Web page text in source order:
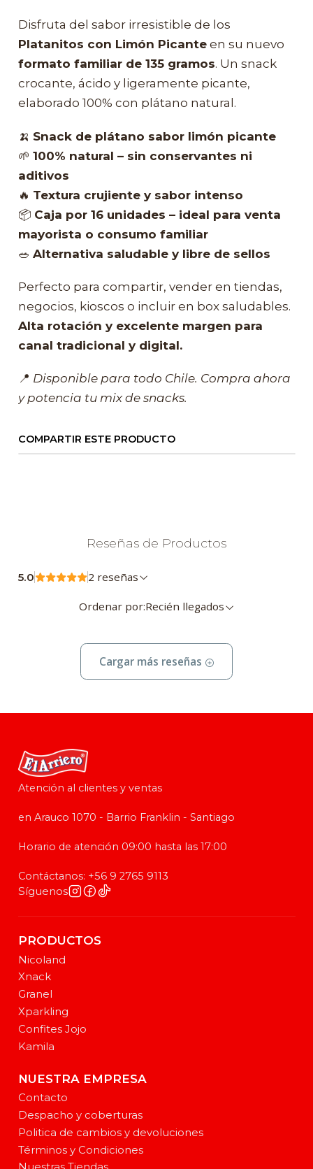
Disfruta del sabor irresistible de los
Platanitos con Limón Picanteen su nuevo
formato familiar de 135 gramos. Un snack
crocante, ácido y ligeramente picante,
elaborado 100% con plátano natural.
🍌 Snack de plátano sabor limón picante
🌱 100% natural – sin conservantes ni
aditivos
🔥 Textura crujiente y sabor intenso
📦 Caja por 16 unidades – ideal para venta
mayorista o consumo familiar
🥗 Alternativa saludable y libre de sellos
Perfecto para compartir, vender en tiendas,
negocios, kioscos o incluir en box saludables.
Alta rotación y excelente margen para
canal tradicional y digital.
📍 Disponible para todo Chile. Compra ahora
y potencia tu mix de snacks.
COMPARTIR ESTE PRODUCTO
Reseñas de Productos
5.0 2 reseñas
Ordenar por:Recién llegados
Cargar más reseñas
Atención al clientes y ventas
en Arauco 1070 - Barrio Franklin - Santiago
Horario de atención 09:00 hasta las 17:00
Contáctanos: +56 9 2765 9113
Síguenos
PRODUCTOS
Nicoland
Xnack
Granel
Xparkling
Confites Jojo
Kamila
NUESTRA EMPRESA
Contacto
Despacho y coberturas
Politica de cambios y devoluciones
Términos y Condiciones